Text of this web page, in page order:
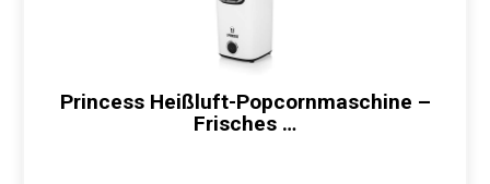
Princess Heißluft-Popcornmaschine –
Frisches …